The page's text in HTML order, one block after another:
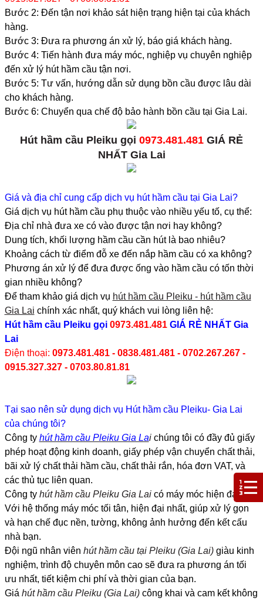
Bước 2: Đến tận nơi khảo sát hiện trạng hiện tại của khách
hàng.
Bước 3: Đưa ra phương án xử lý, báo giá khách hàng.
Bước 4: Tiến hành đưa máy móc, nghiệp vụ chuyên nghiệp
đến xử lý hút hầm cầu tận nơi.
Bước 5: Tư vấn, hướng dẫn sử dụng bồn cầu được lâu dài
cho khách hàng.
Bước 6: Chuyển qua chế độ bảo hành bồn cầu tại Gia Lai.
Hút hầm cầu Pleiku gọi 0973.481.481 GIÁ RẺ
NHẤT Gia Lai
Giá và địa chỉ cung cấp dịch vụ hút hầm cầu tại Gia Lai?
Giá dịch vụ hút hầm cầu phụ thuộc vào nhiều yếu tố, cụ thể:
Địa chỉ nhà đưa xe có vào được tận nơi hay không?
Dung tích, khối lượng hầm cầu cần hút là bao nhiêu?
Khoảng cách từ điểm đỗ xe đến nắp hầm cầu có xa không?
Phương án xử lý để đưa được ống vào hầm cầu có tốn thời
gian nhiều không?
Để tham khảo giá dịch vụ hút hầm cầu Pleiku - hút hầm cầu
Gia Lai chính xác nhất, quý khách vui lòng liên hệ:
Hút hầm cầu Pleiku gọi 0973.481.481GIÁ RẺ NHẤT Gia
Lai
Điện thoại: 0973.481.481 - 0838.481.481 - 0702.267.267 -
0915.327.327 - 0703.80.81.81
Tại sao nên sử dụng dịch vụ Hút hầm cầu Pleiku- Gia Lai
của chúng tôi?
Công ty hút hầm cầu Pleiku Gia Laichúng tôi có đầy đủ giấy
phép hoạt động kinh doanh, giấy phép vận chuyển chất thải,
bãi xử lý chất thải hầm cầu, chất thải rắn, hóa đơn VAT, và
các thủ tục liên quan.
Công ty hút hầm cầu Pleiku Gia Laicó máy móc hiện đại:
Với hệ thống máy móc tối tân, hiện đại nhất, giúp xử lý gọn
và hạn chế đục nền, tường, không ảnh hưởng đến kết cấu
nhà bạn.
Đội ngũ nhân viên hút hầm cầu tại Pleiku (Gia Lai)giàu kinh
nghiệm, trình độ chuyên môn cao sẽ đưa ra phương án tối
ưu nhất, tiết kiệm chi phí và thời gian của bạn.
Giá hút hầm cầu Pleiku (Gia Lai)công khai và cam kết không